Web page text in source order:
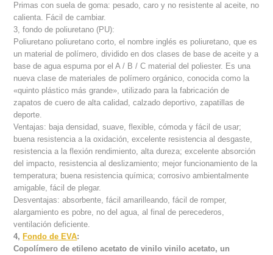
Primas con suela de goma: pesado, caro y no resistente al aceite, no
calienta. Fácil de cambiar.
3, fondo de poliuretano (PU):
Poliuretano poliuretano corto, el nombre inglés es poliuretano, que es
un material de polímero, dividido en dos clases de base de aceite y a
base de agua espuma por el A / B / C material del poliester. Es una
nueva clase de materiales de polímero orgánico, conocida como la
«quinto plástico más grande», utilizado para la fabricación de
zapatos de cuero de alta calidad, calzado deportivo, zapatillas de
deporte.
Ventajas: baja densidad, suave, flexible, cómoda y fácil de usar;
buena resistencia a la oxidación, excelente resistencia al desgaste,
resistencia a la flexión rendimiento, alta dureza; excelente absorción
del impacto, resistencia al deslizamiento; mejor funcionamiento de la
temperatura; buena resistencia química; corrosivo ambientalmente
amigable, fácil de plegar.
Desventajas: absorbente, fácil amarilleando, fácil de romper,
alargamiento es pobre, no del agua, al final de perecederos,
ventilación deficiente.
4, Fondo de EVA:
Copolímero de etileno acetato de vinilo vinilo acetato, un